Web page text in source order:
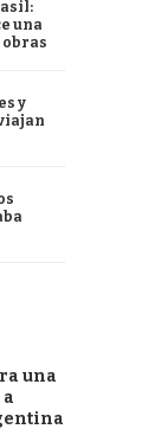
una
obras
y
una